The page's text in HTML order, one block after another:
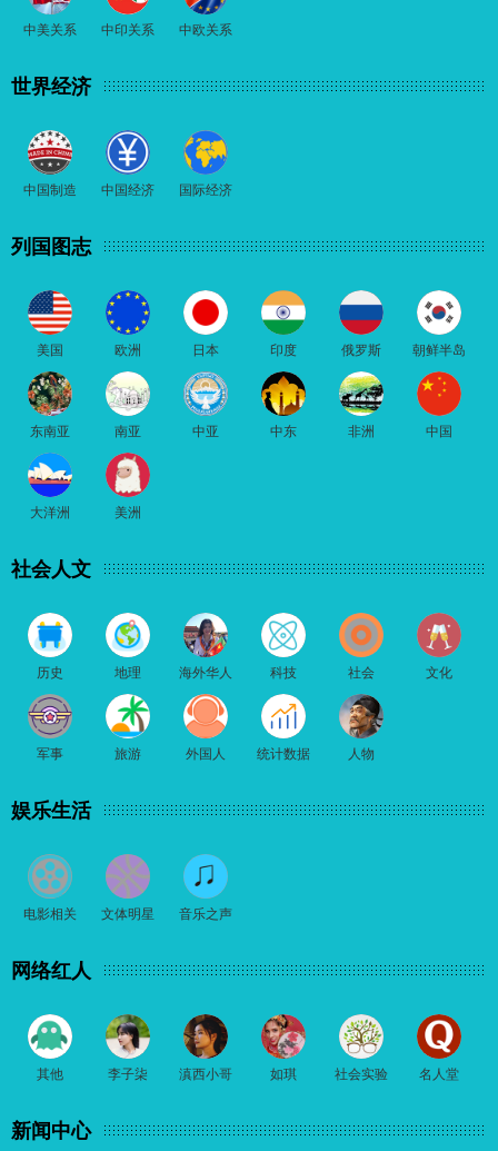
中美关系 中印关系 中欧关系
世界经济
中国制造 中国经济 国际经济
列国图志
美国 欧洲 日本 印度 俄罗斯 朝鲜半岛
东南亚 南亚 中亚 中东 非洲 中国
大洋洲 美洲
社会人文
历史 地理 海外华人 科技 社会 文化
军事 旅游 外国人 统计数据 人物
娱乐生活
电影相关 文体明星 音乐之声
网络红人
其他 李子柒 滇西小哥 如琪 社会实验 名人堂
新闻中心